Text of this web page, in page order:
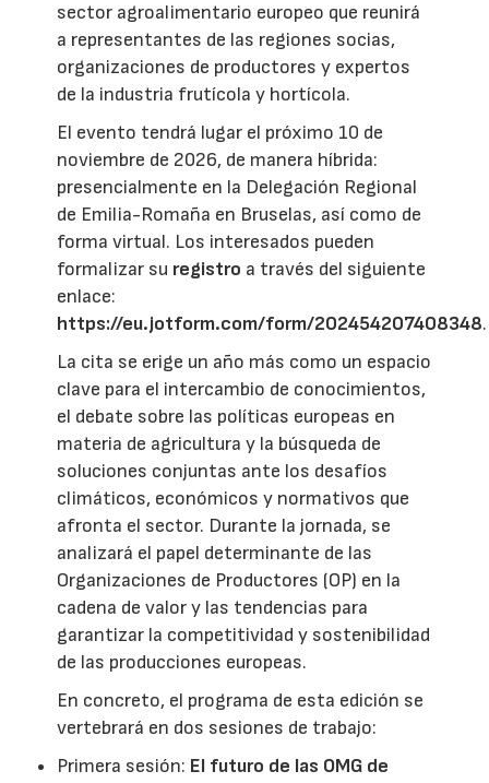
sector agroalimentario europeo que reunirá
a representantes de las regiones socias,
organizaciones de productores y expertos
de la industria frutícola y hortícola.
El evento tendrá lugar el próximo 10 de
noviembre de 2026, de manera híbrida:
presencialmente en la Delegación Regional
de Emilia-Romaña en Bruselas, así como de
forma virtual. Los interesados pueden
formalizar su registro a través del siguiente
enlace:
https://eu.jotform.com/form/202454207408348.
La cita se erige un año más como un espacio
clave para el intercambio de conocimientos,
el debate sobre las políticas europeas en
materia de agricultura y la búsqueda de
soluciones conjuntas ante los desafíos
climáticos, económicos y normativos que
afronta el sector. Durante la jornada, se
analizará el papel determinante de las
Organizaciones de Productores (OP) en la
cadena de valor y las tendencias para
garantizar la competitividad y sostenibilidad
de las producciones europeas.
En concreto, el programa de esta edición se
vertebrará en dos sesiones de trabajo:
Primera sesión: El futuro de las OMG de